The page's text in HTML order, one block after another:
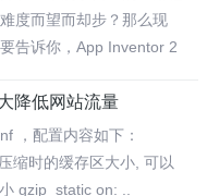
度而望而却步？那么现
告诉你，App Inventor 2
降低网站流量
，配置内容如下：
缩时的缓存区大小, 可以
gzip_static on: ..